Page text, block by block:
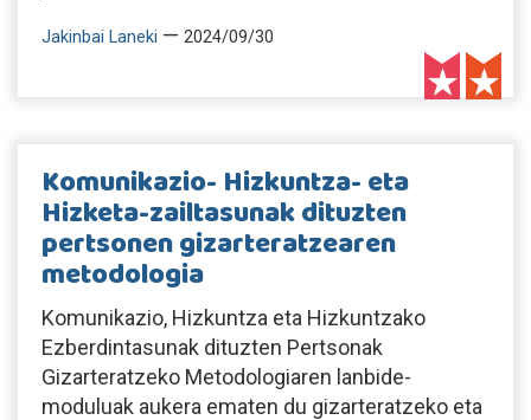
Jakinbai Laneki — 2024/09/30
Komunikazio- Hizkuntza- eta
Hizketa-zailtasunak dituzten
pertsonen gizarteratzearen
metodologia
Komunikazio, Hizkuntza eta Hizkuntzako
Ezberdintasunak dituzten Pertsonak
Gizarteratzeko Metodologiaren lanbide-
moduluak aukera ematen du gizarteratzeko eta